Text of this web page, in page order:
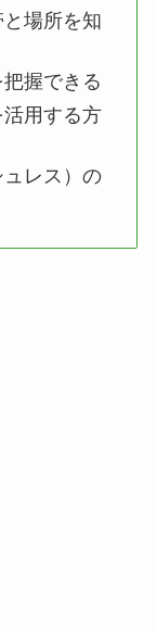
場所を知
握できる
用する方
レス）の